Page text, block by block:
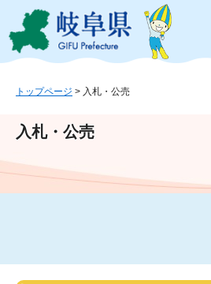
ジ
ュ
文
このページの本文
トップページ > 入札・公売
入札・公売